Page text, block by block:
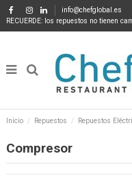
info@chefglobal.es
RECUERDE: los repuestos no tienen
Inicio Repuestos Repuestos
Compresor